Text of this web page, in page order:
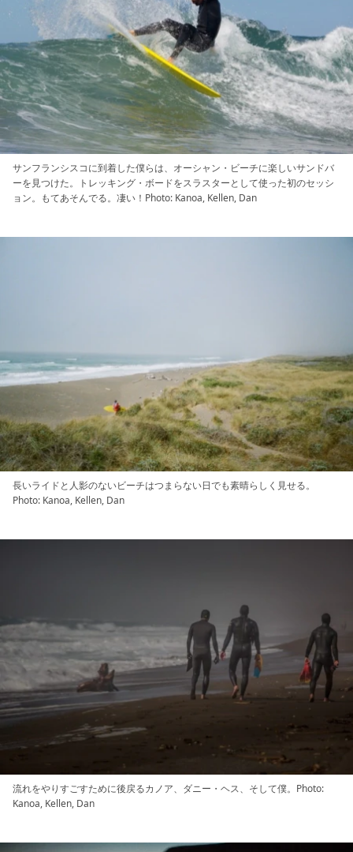
サンフランシスコに到着した僕らは、オーシャン・ビーチに楽しいサンドバ
ーを見つけた。トレッキング・ボードをスラスターとして使った初のセッシ
ョン。もてあそんでる。凄い！Photo: Kanoa, Kellen, Dan
長いライドと人影のないビーチはつまらない日でも素晴らしく見せる。
Photo: Kanoa, Kellen, Dan
流れをやりすごすために後戻るカノア、ダニー・ヘス、そして僕。Photo:
Kanoa, Kellen, Dan